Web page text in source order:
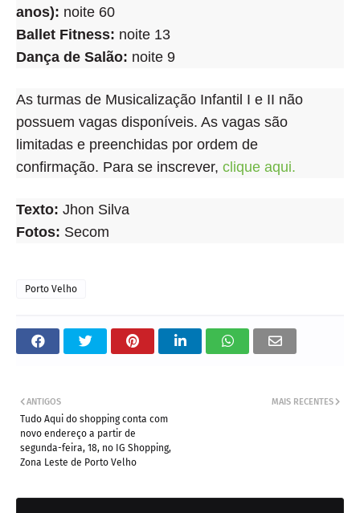
anos): noite 60
Ballet Fitness: noite 13
Dança de Salão: noite 9
As turmas de Musicalização Infantil I e II não
possuem vagas disponíveis. As vagas são
limitadas e preenchidas por ordem de
confirmação. Para se inscrever, clique aqui.
Texto: Jhon Silva
Fotos: Secom
Porto Velho
MAIS RECENTES
ANTIGOS
Tudo Aqui do shopping conta com
novo endereço a partir de
segunda-feira, 18, no IG Shopping,
Zona Leste de Porto Velho